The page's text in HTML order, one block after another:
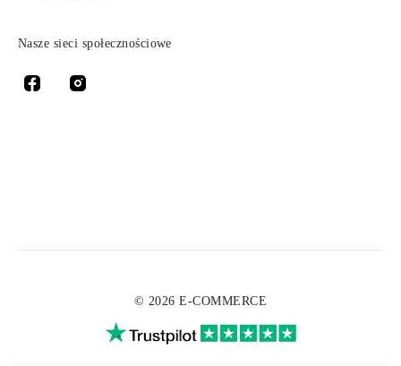
Nasze sieci społecznościowe
© 2026 E-COMMERCE